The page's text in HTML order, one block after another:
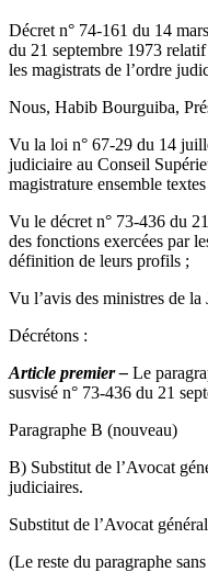
Décret n° 74-161 du 14
du 21 septembre 1973
les magistrats de l’ordre
Nous, Habib Bourguiba,
Vu la loi n° 67-29 du 14
judiciaire au Conseil
magistrature ensemble
Vu le décret n° 73-436 du
des fonctions exercées par
définition de leurs profils ;
Vu l’avis des ministres de la
Décrétons :
Article premier – Le
susvisé n° 73-436 du 21
Paragraphe B (nouveau)
B) Substitut de l’Avocat
judiciaires.
Substitut de l’Avocat
(Le reste du paragraphe